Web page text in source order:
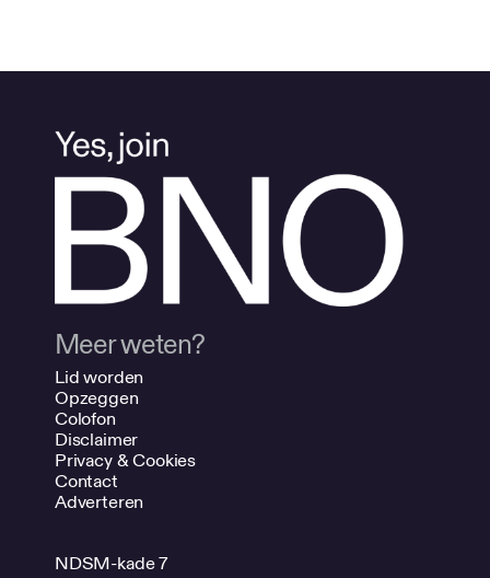
Meer weten?
Lid worden
Opzeggen
Colofon
Disclaimer
Privacy & Cookies
Contact
Adverteren
NDSM-kade 7